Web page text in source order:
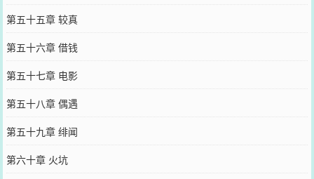
第五十五章 较真
第五十六章 借钱
第五十七章 电影
第五十八章 偶遇
第五十九章 绯闻
第六十章 火坑